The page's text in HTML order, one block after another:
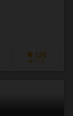
126
持ってる